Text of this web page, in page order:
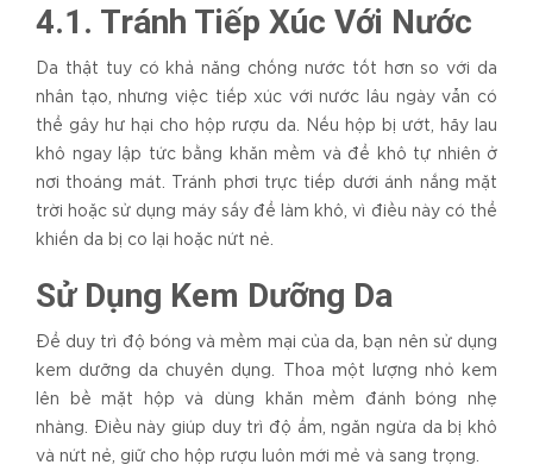
4.1. Tránh Tiếp Xúc Với Nước
Da thật tuy có khả năng chống nước tốt hơn so với da
nhân tạo, nhưng việc tiếp xúc với nước lâu ngày vẫn có
thể gây hư hại cho hộp rượu da. Nếu hộp bị ướt, hãy lau
khô ngay lập tức bằng khăn mềm và để khô tự nhiên ở
nơi thoáng mát. Tránh phơi trực tiếp dưới ánh nắng mặt
trời hoặc sử dụng máy sấy để làm khô, vì điều này có thể
khiến da bị co lại hoặc nứt nẻ.
Sử Dụng Kem Dưỡng Da
Để duy trì độ bóng và mềm mại của da, bạn nên sử dụng
kem dưỡng da chuyên dụng. Thoa một lượng nhỏ kem
lên bề mặt hộp và dùng khăn mềm đánh bóng nhẹ
nhàng. Điều này giúp duy trì độ ẩm, ngăn ngừa da bị khô
và nứt nẻ, giữ cho hộp rượu luôn mới mẻ và sang trọng.